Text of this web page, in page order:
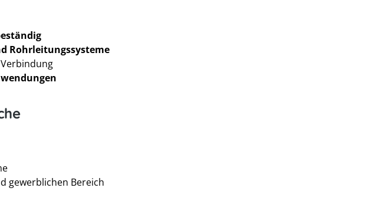
Rohrleitungssysteme
gewerblichen Bereich